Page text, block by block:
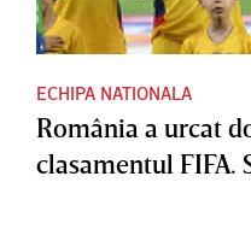
ECHIPA NATIONALA
România a urcat
clasamentul FIFA.